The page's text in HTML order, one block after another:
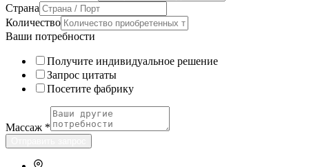
Страна
Количество
Ваши потребности
Получите индивидуальное решение
Запрос цитаты
Посетите фабрику
Массаж *